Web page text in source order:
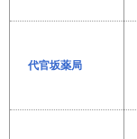
代官坂薬局